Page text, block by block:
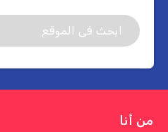
من أنا